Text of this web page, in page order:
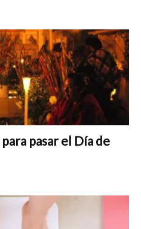
pasar el Día de